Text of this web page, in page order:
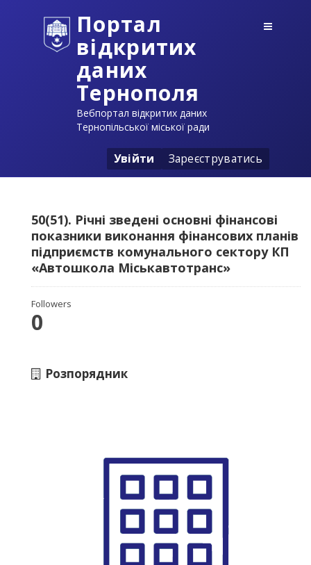
Портал
відкритих
даних
Тернополя
Вебпортал відкритих даних
Тернопільської міської ради
Увійти Зареєструватись
50(51). Річні зведені основні фінансові
показники виконання фінансових планів
підприємств комунального сектору КП
«Автошкола Міськавтотранс»
Followers
0
Розпорядник